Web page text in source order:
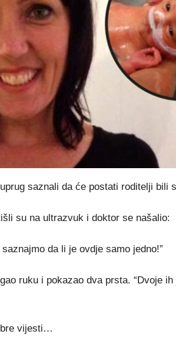
saznali da će postati roditelji bili
su na ultrazvuk i doktor se našalio:
da li je ovdje samo jedno!”
ruku i pokazao dva prsta. “Dvoje ih
vijesti…